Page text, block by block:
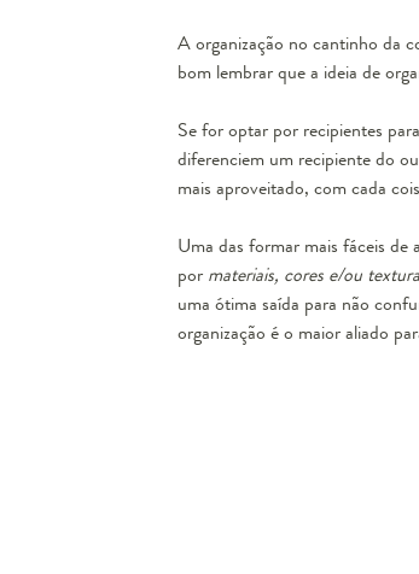
Aorganização no cantinho da
bom lembrar que a ideia de
Se for optar por recipientes
diferenciem um recipiente do
mais aproveitado, com cada
Uma das formar mais fáceis de
por materiais, cores e/ou
uma ótima saída para não
organização é o maior aliado